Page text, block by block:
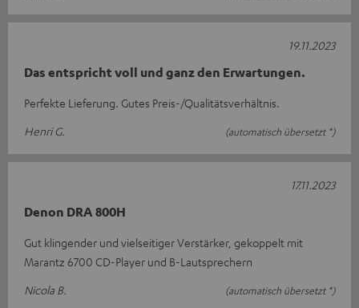
Das entspricht voll und ganz den Erwartungen.
Perfekte Lieferung. Gutes Preis-/Qualitätsverhältnis.
Henri G.
(automatisch übersetzt *)
19.11.2023
Denon DRA 800H
Gut klingender und vielseitiger Verstärker, gekoppelt mit
Marantz 6700 CD-Player und B-Lautsprechern
Nicola B.
(automatisch übersetzt *)
17.11.2023